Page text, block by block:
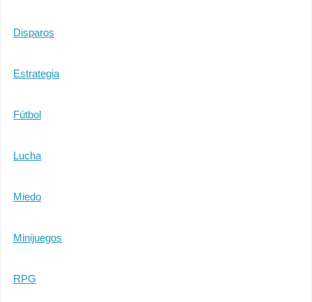
Disparos
Estrategia
Fútbol
Lucha
Miedo
Minijuegos
RPG